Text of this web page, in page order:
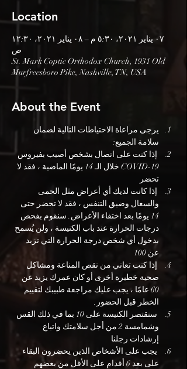
Location
٠٧ يناير ٢٠٢١، ٥:٣٠ م – ٠٨ يناير ٢٠٢١، ١٢:٣٠
ص
St. Mark Coptic Orthodox Church, 1931 Old
Murfreesboro Pike, Nashville, TN, USA
About the Event
يرجى مراعاة الاحتياطات التالية لضمان
سلامة الجميع:
إذا كنت على اتصال بشخص أصيب بفيروس
COVID-19 خلال الـ 14 يومًا الماضية ، فقد لا
تحضر
إذا كانت لديك أي أعراض مثل الحمى
والسعال وضيق التنفس ، فقد لا تحضر حتى
14 يومًا بعد اختفاء الأعراض. سنقوم بفحص
درجات الحرارة عند باب الكنيسة ، ولن يُسمح
بدخول أي شخص درجة الحرارة التي تزيد
عن 100
إذا كنت تعاني من نقص المناعة ومشاكل
صحية خطيرة أخرى أو كان عمرك يزيد عن
60 عامًا ، يجب عليك مراجعة طبيبك لتقييم
الخطر قبل الحضور.
سنقتصر الكنيسة على 10 بما في ذلك القس
وشمامسة 2 من أجل سلامتك واتباع
إرشادات رجلنا
يجب على الأشخاص الذين يحضرون البقاء
على بعد 6 أقدام على الأقل من بعضهم